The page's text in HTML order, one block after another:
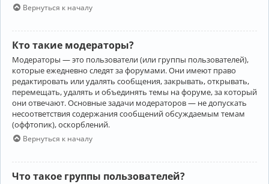
Вернуться к началу
Кто такие модераторы?
Модераторы — это пользователи (или группы пользователей),
которые ежедневно следят за форумами. Они имеют право
редактировать или удалять сообщения, закрывать, открывать,
перемещать, удалять и объединять темы на форуме, за который
они отвечают. Основные задачи модераторов — не допускать
несоответствия содержания сообщений обсуждаемым темам
(оффтопик), оскорблений.
Вернуться к началу
Что такое группы пользователей?